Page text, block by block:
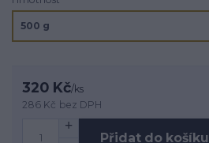
320 Kč/ks
286 Kč bez DPH
Přidat do košíku